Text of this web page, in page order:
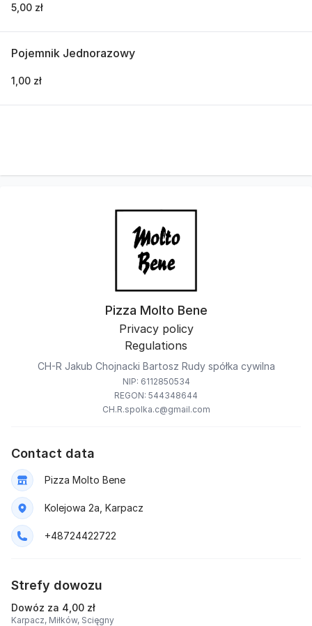
5,00 zł
Pojemnik Jednorazowy
1,00 zł
Pizza Molto Bene
Privacy policy
Regulations
CH-R Jakub Chojnacki Bartosz Rudy spółka cywilna
NIP: 6112850534
REGON: 544348644
CH.R.spolka.c@gmail.com
Contact data
Pizza Molto Bene
Kolejowa 2a, Karpacz
+48724422722
Strefy dowozu
Dowóz za 4,00 zł
Karpacz, Miłków, Scięgny